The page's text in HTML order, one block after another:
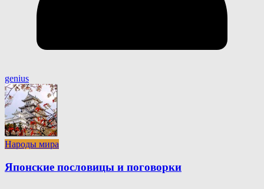
genius
Народы мира
Японские пословицы и поговорки